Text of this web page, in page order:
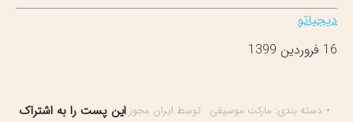
دیجیاتو
16 فروردین 1399
دسته بندی: مارکت موسیقی توسط ایران مجوز این پست را به اشتراک